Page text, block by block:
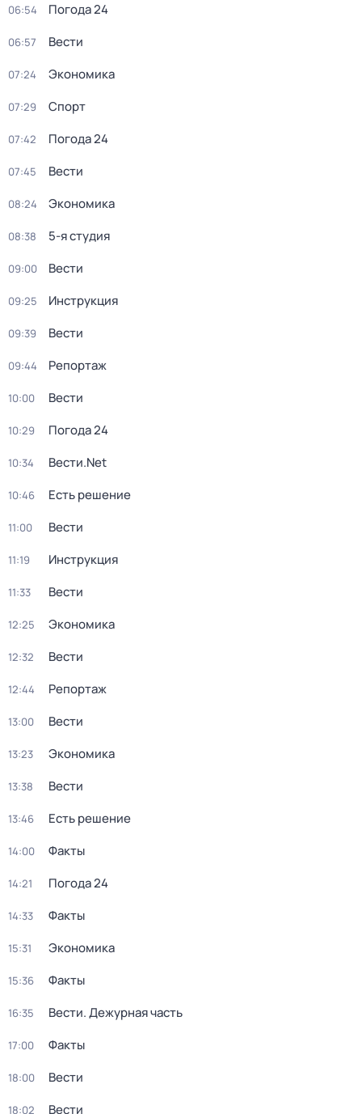
06:54 Погода 24
06:57 Вести
07:24 Экономика
07:29 Спорт
07:42 Погода 24
07:45 Вести
08:24 Экономика
08:38 5-я студия
09:00 Вести
09:25 Инструкция
09:39 Вести
09:44 Репортаж
10:00 Вести
10:29 Погода 24
10:34 Вести.Net
10:46 Есть решение
11:00 Вести
11:19 Инструкция
11:33 Вести
12:25 Экономика
12:32 Вести
12:44 Репортаж
13:00 Вести
13:23 Экономика
13:38 Вести
13:46 Есть решение
14:00 Факты
14:21 Погода 24
14:33 Факты
15:31 Экономика
15:36 Факты
16:35 Вести. Дежурная часть
17:00 Факты
18:00 Вести
18:02 Вести